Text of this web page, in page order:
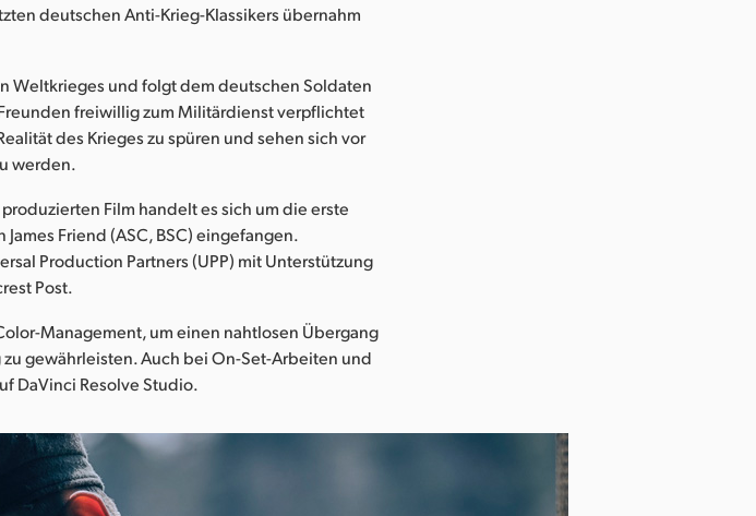
deutschen Anti-Krieg-Klassikers übernahm
Weltkrieges und folgt dem deutschen Soldaten
freiwillig zum Militärdienst verpflichtet
des Krieges zu spüren und sehen sich vor
werden.
Film handelt es sich um die erste
Friend (ASC, BSC) eingefangen.
Production Partners (UPP) mit Unterstützung
Post.
Management, um einen nahtlosen Übergang
gewährleisten. Auch bei On-Set-Arbeiten und
DaVinci Resolve Studio.